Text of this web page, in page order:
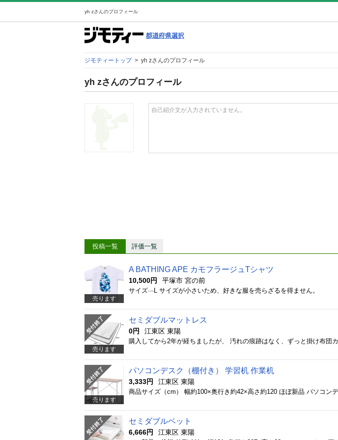
yh zさんのプロフィール
ジモティートップ > yh zさんのプロフィール
yh zさんのプロフィール
自己紹介文が入力されていません。
投稿一覧 評価一覧
売ります
A BATHING APE カモフラージュTシャツ
10,500円 平塚市 宮の前
サイズ···L サイズが小さいため、好きな服を売らざるを得ません。
売ります
セミダブルマットレス
0円 江東区 東陽
購入してから2年が経ちましたが、 汚れの痕跡はなく、ずっと掛け布団
売ります
パソコンデスク（棚付き） 学習机 作業机
3,333円 江東区 東陽
商品サイズ（cm） 幅約100×奥行き約42×高さ約120 ほぼ新品 パソコン
セミダブルベット
6,666円 江東区 東陽